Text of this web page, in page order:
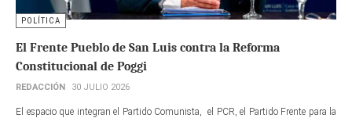
POLÍTICA
El Frente Pueblo de San Luis contra la Reforma
Constitucional de Poggi
REDACCIÓN 30 JULIO 2026
El espacio que integran el Partido Comunista, el PCR, el Partido Frente para la